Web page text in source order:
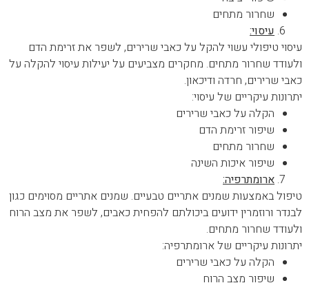
שחרור מתחים
עיסוי:
עיסוי טיפולי עשוי להקל על כאבי שרירים, לשפר את זרימת הדם
ולעודד שחרור מתחים. מחקרים מצביעים על יעילות עיסוי להקלה על
כאבי שרירים, חרדה ודיכאון.
יתרונות עיקריים של עיסוי:
הקלה על כאבי שרירים
שיפור זרימת הדם
שחרור מתחים
שיפור איכות השינה
ארומתרפיה:
טיפול באמצעות שמנים אתריים טבעיים. שמנים אתריים מסוימים כגון
לבנדר ורוזמרין ידועים ביכולתם להפחית כאבים, לשפר את מצב הרוח
ולעודד שחרור מתחים.
יתרונות עיקריים של ארומתרפיה:
הקלה על כאבי שרירים
שיפור מצב הרוח